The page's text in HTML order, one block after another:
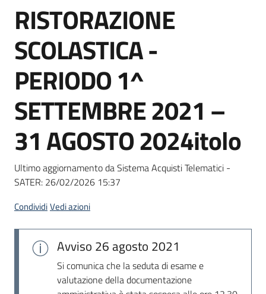
Piattaforme
telematiche
English
site
su
RISTORAZIONE
SCOLASTICA -
PERIODO 1^
SETTEMBRE 2021 –
31 AGOSTO 2024itolo
Ultimo aggiornamento da Sistema Acquisti Telematici -
SATER: 26/02/2026 15:37
CondividiVedi azioni
Avviso 26 agosto 2021
Si comunica che la seduta di esame e
valutazione della documentazione